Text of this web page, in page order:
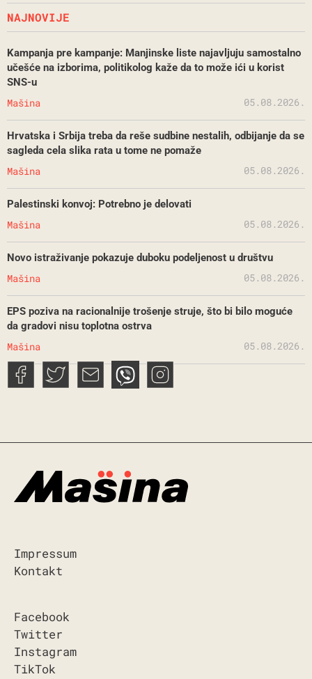
NAJNOVIJE
Kampanja pre kampanje: Manjinske liste najavljuju samostalno
učešće na izborima, politikolog kaže da to može ići u korist
SNS-u
Mašina 05.08.2026.
Hrvatska i Srbija treba da reše sudbine nestalih, odbijanje da se
sagleda cela slika rata u tome ne pomaže
Mašina 05.08.2026.
Palestinski konvoj: Potrebno je delovati
Mašina 05.08.2026.
Novo istraživanje pokazuje duboku podeljenost u društvu
Mašina 05.08.2026.
EPS poziva na racionalnije trošenje struje, što bi bilo moguće
da gradovi nisu toplotna ostrva
Mašina 05.08.2026.
Impressum
Kontakt
Facebook
Twitter
Instagram
TikTok